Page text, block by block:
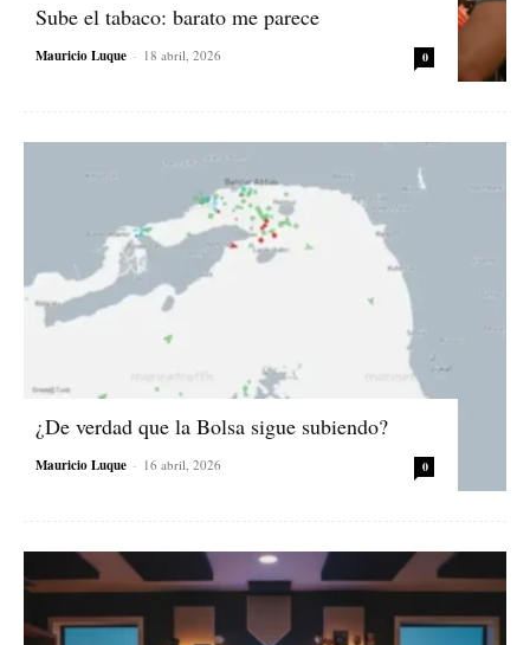
Sube el tabaco: barato me parece
Mauricio Luque - 18 abril, 2026 0
¿De verdad que la Bolsa sigue subiendo?
Mauricio Luque - 16 abril, 2026 0